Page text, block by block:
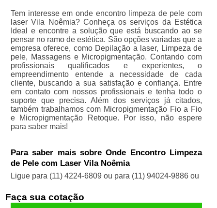
Tem interesse em onde encontro limpeza de pele com
laser Vila Noêmia? Conheça os serviços da Estética
Ideal e encontre a solução que está buscando ao se
pensar no ramo de estética. São opções variadas que a
empresa oferece, como Depilação a laser, Limpeza de
pele, Massagens e Micropigmentação. Contando com
profissionais qualificados e experientes, o
empreendimento entende a necessidade de cada
cliente, buscando a sua satisfação e confiança. Entre
em contato com nossos profissionais e tenha todo o
suporte que precisa. Além dos serviços já citados,
também trabalhamos com Micropigmentação Fio a Fio
e Micropigmentação Retoque. Por isso, não espere
para saber mais!
Para saber mais sobre Onde Encontro Limpeza
de Pele com Laser Vila Noêmia
Ligue para (11) 4224-6809 ou para (11) 94024-9886ou
Faça sua cotação